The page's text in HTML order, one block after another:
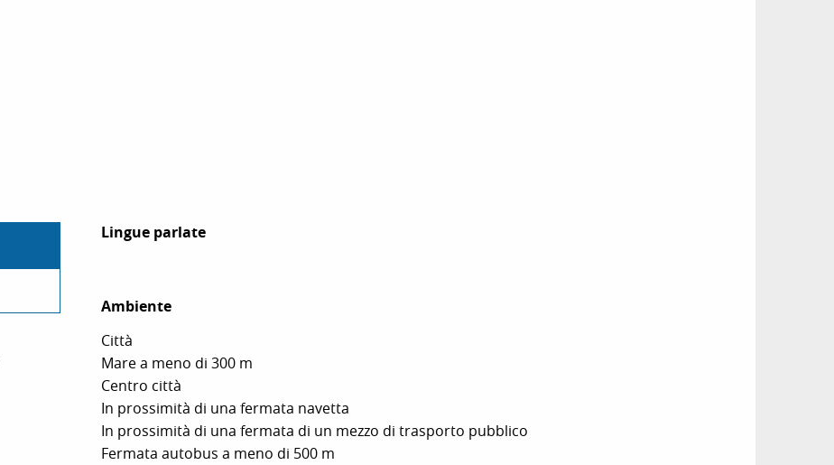
Lingue parlate
Lingue parlate
Ambiente
Ambiente
Città
Mare a meno di 300 m
Centro città
In prossimità di una fermata navetta
In prossimità di una fermata di un mezzo di trasporto pubblico
Fermata autobus a meno di 500 m